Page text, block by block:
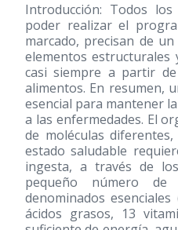
Introducción: Todos
poder realizar el
marcado, precisan de
elementos estructurales
casi siempre a partir
alimentos. En resumen,
esencial para mantener
a las enfermedades. El
de moléculas
estado saludable
ingesta, a través de
pequeño número de
denominados
ácidos grasos, 13